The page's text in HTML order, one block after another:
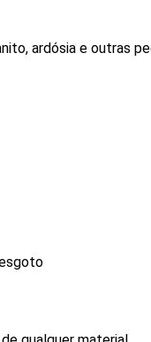
ardósia e outras